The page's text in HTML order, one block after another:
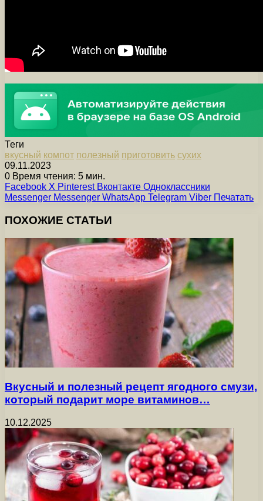
Теги
вкусный компот полезный приготовить сухих
09.11.2023
0 Время чтения: 5 мин.
Facebook X Pinterest Вконтакте Одноклассники
Messenger Messenger WhatsApp Telegram Viber Печатать
ПОХОЖИЕ СТАТЬИ
Вкусный и полезный рецепт ягодного смузи,
который подарит море витаминов…
10.12.2025